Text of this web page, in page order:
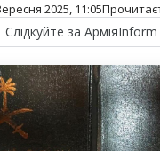
2025, 11:05
Слідкуйте за